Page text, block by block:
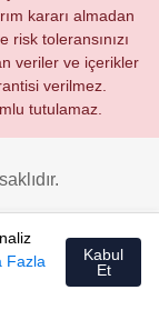
kararı almadan
toleransınızı
veriler ve içerikler
verilmez.
tutulamaz.
Fazla
Kabul
Et